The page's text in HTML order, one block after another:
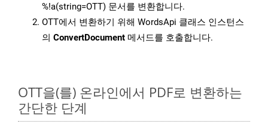
%!a(string=OTT) 문서를 변환합니다.
OTT에서 변환하기 위해 WordsApi 클래스 인스턴스
의 ConvertDocument 메서드를 호출합니다.
OTT을(를) 온라인에서 PDF로 변환하는
간단한 단계